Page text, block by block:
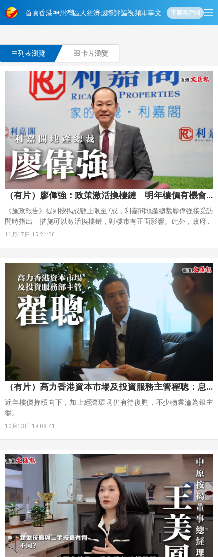
首頁香港神州灣區人經濟國際評論視頻軍事文化 娛樂生活教育體
下載客戶端
列表瀏覽  卡片瀏覽
（有片）廖偉強：政策激活換樓鏈 明年樓價有機會
上升5%
《施政報告》提到按揭成數上限至7成，利嘉閣地產總裁廖偉強接受訪
問時指出，措施可以激活換樓鏈，對樓市有正面影響。此外，政府亦
調整「新資本投資者入境計劃」，容許投資移民買5000萬元或以上的
11月17日 15:21:00
（有片）高力香港資本市場及投資服務主管翟聰：息
口回落 銀主盤百分比明年亦預料會回
近年樓價持續向下，加上經濟環境仍有待復甦，不少物業淪為銀主
盤。
10月13日 19:08:41